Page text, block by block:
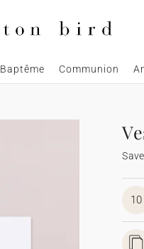
Baptême Communion
10